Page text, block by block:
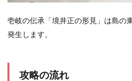
壱岐の伝承「境井正の形見」は島の
発生します。
攻略の流れ